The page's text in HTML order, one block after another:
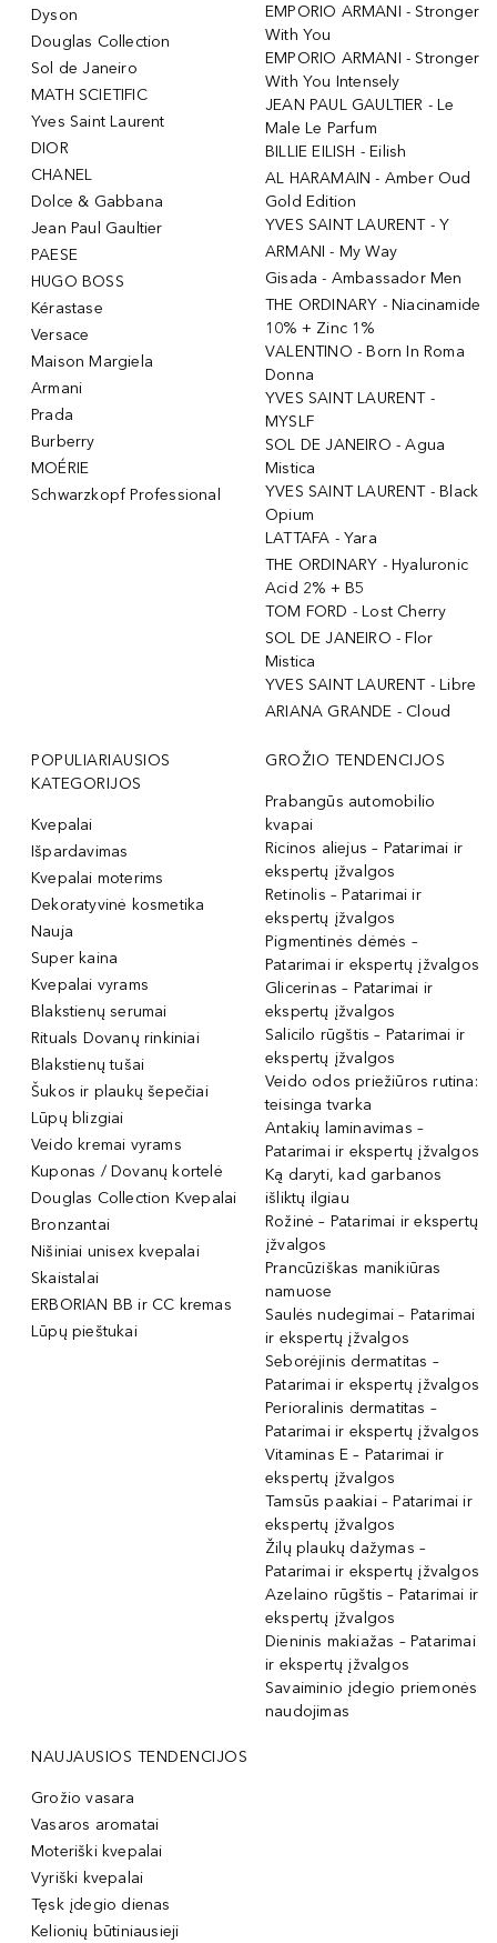
Dyson
Douglas Collection
Sol de Janeiro
MATH SCIETIFIC
Yves Saint Laurent
DIOR
CHANEL
Dolce & Gabbana
Jean Paul Gaultier
PAESE
HUGO BOSS
Kérastase
Versace
Maison Margiela
Armani
Prada
Burberry
MOÉRIE
Schwarzkopf Professional
EMPORIO ARMANI - Stronger
With You
EMPORIO ARMANI - Stronger
With You Intensely
JEAN PAUL GAULTIER - Le
Male Le Parfum
BILLIE EILISH - Eilish
AL HARAMAIN - Amber Oud
Gold Edition
YVES SAINT LAURENT - Y
ARMANI - My Way
Gisada - Ambassador Men
THE ORDINARY - Niacinamide
10% + Zinc 1%
VALENTINO - Born In Roma
Donna
YVES SAINT LAURENT -
MYSLF
SOL DE JANEIRO - Agua
Mistica
YVES SAINT LAURENT - Black
Opium
LATTAFA - Yara
THE ORDINARY - Hyaluronic
Acid 2% + B5
TOM FORD - Lost Cherry
SOL DE JANEIRO - Flor
Mistica
YVES SAINT LAURENT - Libre
ARIANA GRANDE - Cloud
POPULIARIAUSIOS
KATEGORIJOS
Kvepalai
Išpardavimas
Kvepalai moterims
Dekoratyvinė kosmetika
Nauja
Super kaina
Kvepalai vyrams
Blakstienų serumai
Rituals Dovanų rinkiniai
Blakstienų tušai
Šukos ir plaukų šepečiai
Lūpų blizgiai
Veido kremai vyrams
Kuponas / Dovanų kortelė
Douglas Collection Kvepalai
Bronzantai
Nišiniai unisex kvepalai
Skaistalai
ERBORIAN BB ir CC kremas
Lūpų pieštukai
GROŽIO TENDENCIJOS
Prabangūs automobilio
kvapai
Ricinos aliejus – Patarimai ir
ekspertų įžvalgos
Retinolis – Patarimai ir
ekspertų įžvalgos
Pigmentinės dėmės –
Patarimai ir ekspertų įžvalgos
Glicerinas – Patarimai ir
ekspertų įžvalgos
Salicilo rūgštis – Patarimai ir
ekspertų įžvalgos
Veido odos priežiūros rutina:
teisinga tvarka
Antakių laminavimas –
Patarimai ir ekspertų įžvalgos
Ką daryti, kad garbanos
išliktų ilgiau
Rožinė – Patarimai ir ekspertų
įžvalgos
Prancūziškas manikiūras
namuose
Saulės nudegimai – Patarimai
ir ekspertų įžvalgos
Seborėjinis dermatitas –
Patarimai ir ekspertų įžvalgos
Perioralinis dermatitas –
Patarimai ir ekspertų įžvalgos
Vitaminas E – Patarimai ir
ekspertų įžvalgos
Tamsūs paakiai – Patarimai ir
ekspertų įžvalgos
Žilų plaukų dažymas –
Patarimai ir ekspertų įžvalgos
Azelaino rūgštis – Patarimai ir
ekspertų įžvalgos
Dieninis makiažas – Patarimai
ir ekspertų įžvalgos
Savaiminio įdegio priemonės
naudojimas
NAUJAUSIOS TENDENCIJOS
Grožio vasara
Vasaros aromatai
Moteriški kvepalai
Vyriški kvepalai
Tęsk įdegio dienas
Kelionių būtiniausieji